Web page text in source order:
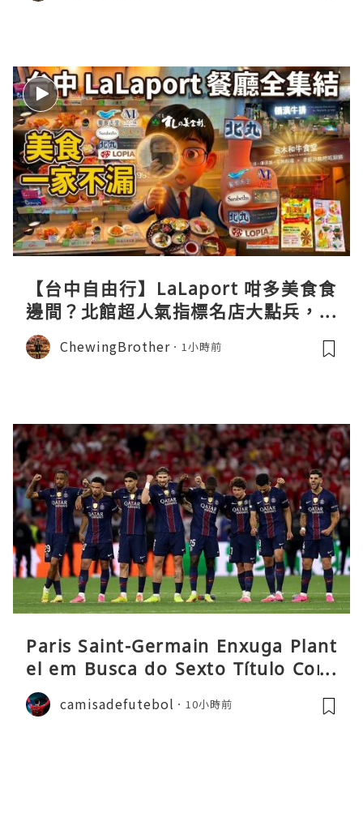
【台中自由行】LaLaport 咁多美食食
邊間？北館超人氣指標名店大點兵，深
度實測日本直送「北丸」職人料理與南
館 LOPIA 超市神級熟食區！
ChewingBrother 1小時前
Paris Saint-Germain Enxuga Plant
el em Busca do Sexto Título Cons
ecutivo da Liga
camisadefutebol 10小時前